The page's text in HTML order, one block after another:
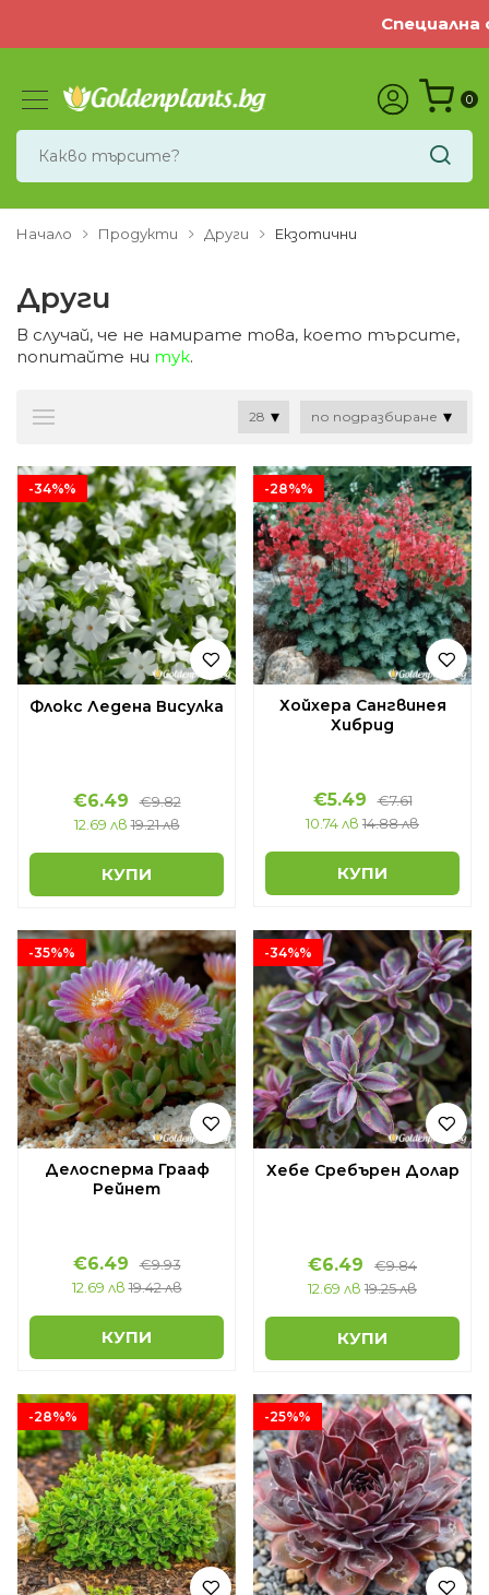
Специална
0
Начало Продукти Други Екзотични
Други
В случай, че не намирате това, което търсите,
попитайте ни тук.
-34%%
Флокс Ледена Висулка
€6.49
€9.82
12.69 лв 19.21 лв
КУПИ
-28%%
Хойхера Сангвинея
Хибрид
€5.49
€7.61
10.74 лв 14.88 лв
КУПИ
-35%%
Делосперма Грааф
Рейнет
€6.49
€9.93
12.69 лв 19.42 лв
КУПИ
-34%%
Хебе Сребърен Долар
€6.49
€9.84
12.69 лв 19.25 лв
КУПИ
-28%% -25%%